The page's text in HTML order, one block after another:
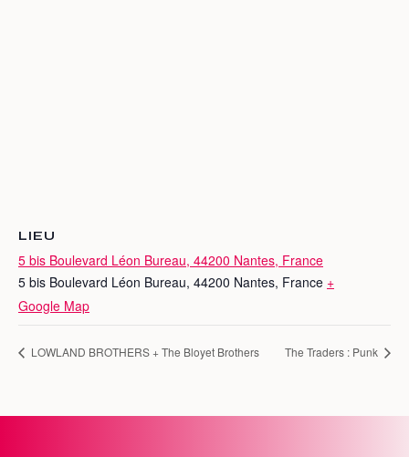
LIEU
5 bis Boulevard Léon Bureau, 44200 Nantes, France
5 bis Boulevard Léon Bureau, 44200 Nantes, France +
Google Map
LOWLAND BROTHERS + The Bloyet Brothers The Traders : Punk